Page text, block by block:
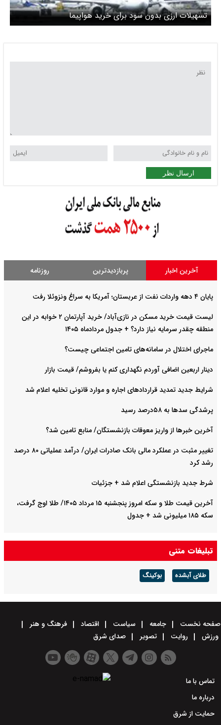
تسهیلات ارزی بدون سود برای خرید هواپیما
ارسال نظر
آخرین اخبار پربازدیدترین روزنامه
پایان ۴ دهه واردات نفت از عربستان؛ آمریکا به سراغ ونزوئلا رفت
لیست قیمت خرید مسکن در نازی‌آباد/ خرید آپارتمان ۲ خوابه در این
منطقه چقدر سرمایه نیاز دارد؟ + جدول مردادماه ۱۴۰۵
ماجرای اختلال در سامانه‌های تامین اجتماعی چیست؟
دینار اربعین اضافی آوردم نگهداری کنم یا بفروشم/ قیمت بازار
شرایط جدید تمدید قراردادهای اجاره و موارد قانونی تخلیه اعلام شد
پرشدگی سدها به ۵۸درصد رسید
آخرین خبرها از واریز معوقات بازنشستگان/ منابع تامین شد؟
تغییر مثبت در عملکرد مالی بانک صادرات ایران/ درآمد عملیاتی ۸۰ درصد
رشد کرد
شرط جدید بازنشستگی اعلام شد + جزئیات
آخرین قیمت طلا و سکه امروز پنجشنبه ۱۵ مرداد ۱۴۰۵/ طلا اوج گرفت،
سکه ۱۸۵ میلیونی شد + جدول
تبلیغات متنی
طلای آبشده بوکینگ
صفحه نخست جامعه سیاست اقتصاد
فرهنگ و هنر
ورزش
روایت تصویر صدای شرق
تماس با ما
درباره ما
حمایت از شرق